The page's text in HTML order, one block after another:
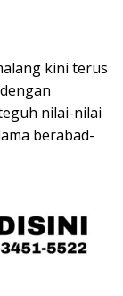
kini terus
nilai-nilai
berabad-